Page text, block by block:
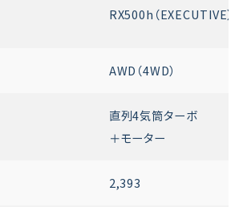
RX500h（EXECUTIVE）
AWD（4WD）
直列4気筒ターボ
＋モーター
2,393